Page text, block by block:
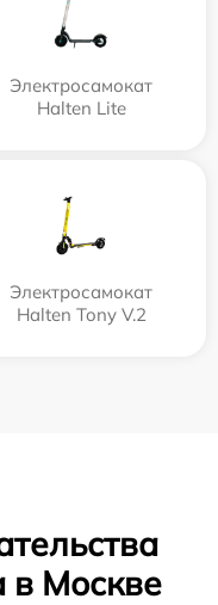
Электросамокат
Halten Lite
Электросамокат
Halten Tony V.2
в Москве